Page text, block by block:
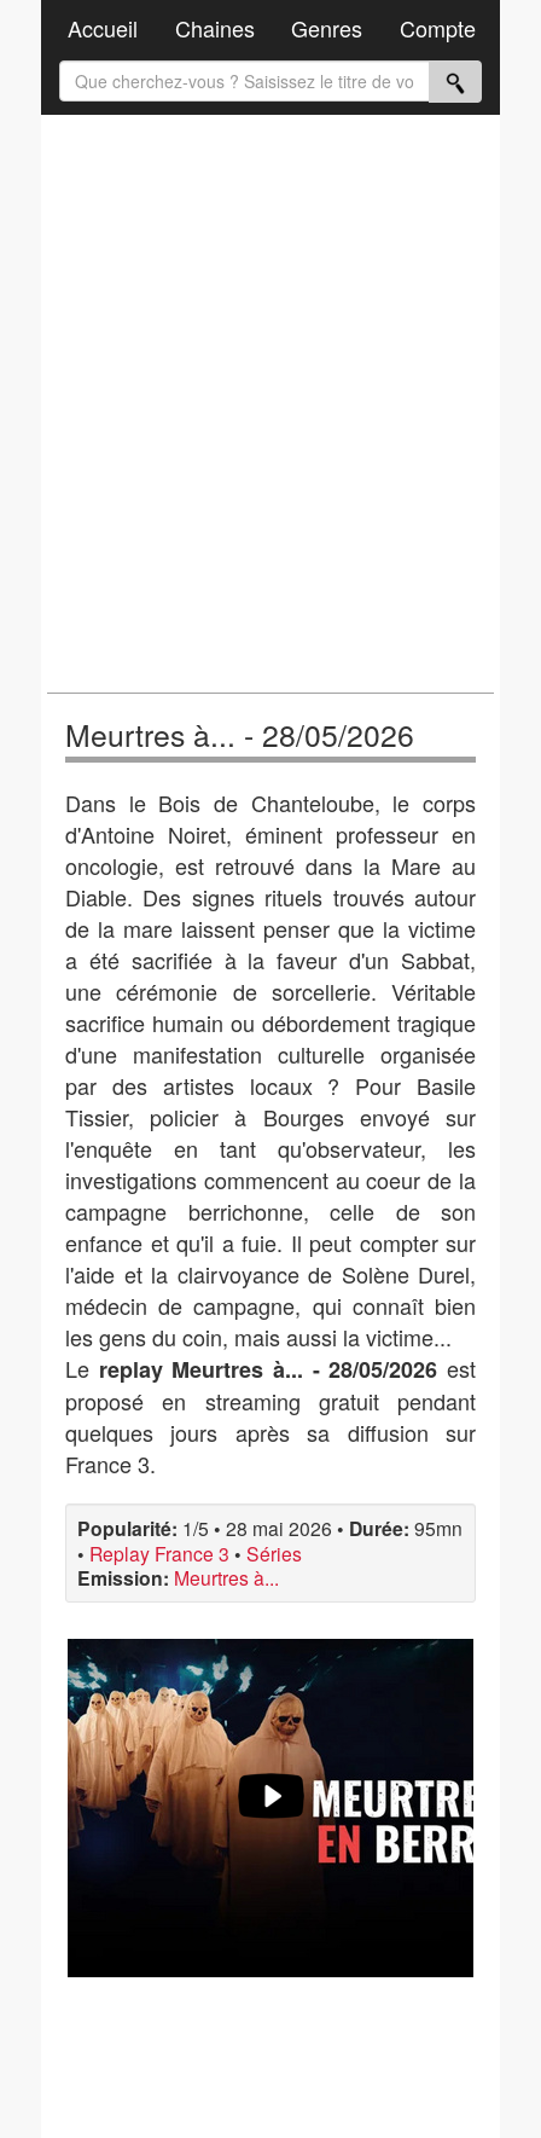
Meurtres à... - 28/05/2026
Dans le Bois de Chanteloube, le corps
d'Antoine Noiret, éminent professeur en
oncologie, est retrouvé dans la Mare au
Diable. Des signes rituels trouvés autour
de la mare laissent penser que la victime
a été sacrifiée à la faveur d'un Sabbat,
une cérémonie de sorcellerie. Véritable
sacrifice humain ou débordement tragique
d'une manifestation culturelle organisée
par des artistes locaux ? Pour Basile
Tissier, policier à Bourges envoyé sur
l'enquête en tant qu'observateur, les
investigations commencent au coeur de la
campagne berrichonne, celle de son
enfance et qu'il a fuie. Il peut compter sur
l'aide et la clairvoyance de Solène Durel,
médecin de campagne, qui connaît bien
les gens du coin, mais aussi la victime...
Le replay Meurtres à... - 28/05/2026 est
proposé en streaming gratuit pendant
quelques jours après sa diffusion sur
France 3.
Popularité: 1/5 • 28 mai 2026 • Durée: 95mn
• Replay France 3 • Séries
Emission: Meurtres à...
Accueil Chaines Genres Compte